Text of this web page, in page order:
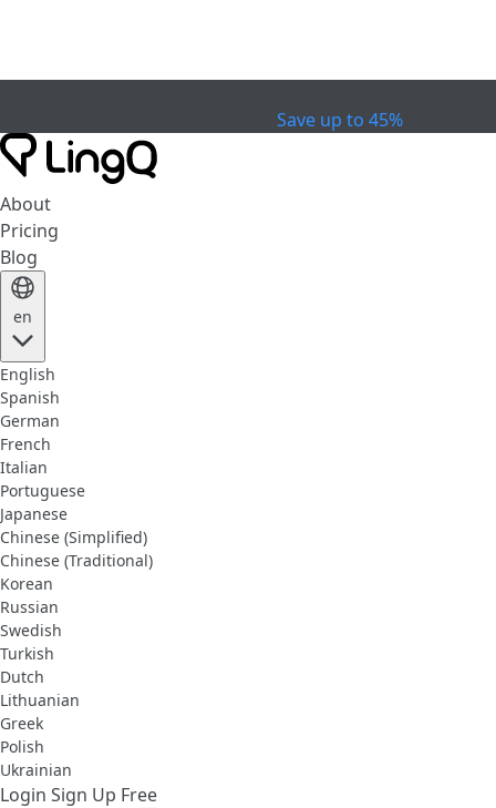
Save up to 45%
About
Pricing
Blog
en
English
Spanish
German
French
Italian
Portuguese
Japanese
Chinese (Simplified)
Chinese (Traditional)
Korean
Russian
Swedish
Turkish
Dutch
Lithuanian
Greek
Polish
Ukrainian
Login Sign Up Free